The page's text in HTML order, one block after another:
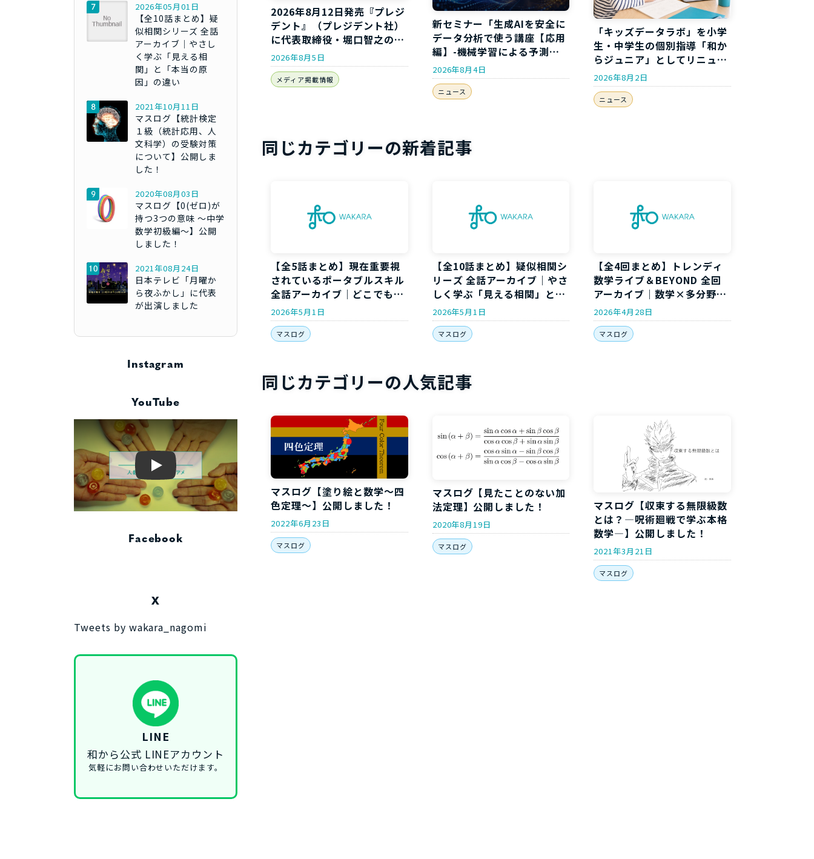
2026年8月12日発売『プレジ
デント』（プレジデント社）
に代表取締役・堀口智之のイ
ンタビューが掲載されます
2026年8月5日
メディア掲載情報
新セミナー「生成AIを安全に
データ分析で使う講座【応用
編】-機械学習による予測分
析-」開講のお知らせ
2026年8月4日
ニュース
「キッズデータラボ」を小学
生・中学生の個別指導「和か
らジュニア」としてリニュー
アルしました
2026年8月2日
ニュース
同じカテゴリーの新着記事
【全5話まとめ】現在重要視
されているポータブルスキル
全話アーカイブ｜どこでも通
用する”持ち運べる力”を5回
で身につける
2026年5月1日
マスログ
【全10話まとめ】疑似相関シ
リーズ 全話アーカイブ｜やさ
しく学ぶ「見える相関」と
「本当の原因」の違い
2026年5月1日
マスログ
【全4回まとめ】トレンディ
数学ライブ＆BEYOND 全回
アーカイブ｜数学×多分野コ
ラボイベント開催履歴
2026年4月28日
マスログ
同じカテゴリーの人気記事
マスログ【塗り絵と数学～四
色定理～】公開しました！
2022年6月23日
マスログ
マスログ【見たことのない加
法定理】公開しました！
2020年8月19日
マスログ
マスログ【収束する無限級数
とは？―呪術廻戦で学ぶ本格
数学―】公開しました！
2021年3月21日
マスログ
2026年05月01日
【全10話まとめ】疑
似相関シリーズ 全話
アーカイブ｜やさし
く学ぶ「見える相
関」と「本当の原
因」の違い
2021年10月11日
マスログ【統計検定
１級（統計応用、人
文科学）の受験対策
について】公開しま
した！
2020年08月03日
マスログ【0(ゼロ)が
持つ3つの意味 ～中学
数学初級編～】公開
しました！
2021年08月24日
日本テレビ「月曜か
ら夜ふかし」に代表
が出演しました
Instagram
YouTube
Play
Facebook
X
Tweets by wakara_nagomi
LINE
和から公式 LINEアカウント
気軽にお問い合わせいただけます。